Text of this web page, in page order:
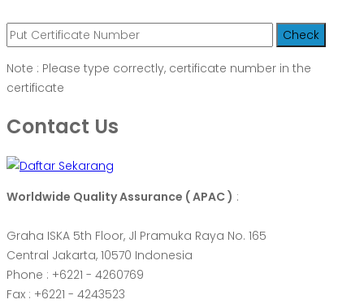
Note : Please type correctly, certificate number in the
certificate
Contact Us
Worldwide Quality Assurance ( APAC ) :
Graha ISKA 5th Floor, Jl Pramuka Raya No. 165
Central Jakarta, 10570 Indonesia
Phone : +6221 - 4260769
Fax : +6221 - 4243523